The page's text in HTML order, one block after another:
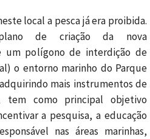
local a pesca já era proibida.
de criação da nova
um polígono de interdição de
o entorno marinho do Parque
mais instrumentos de
como principal objetivo
a pesquisa, a educação
nas áreas marinhas,